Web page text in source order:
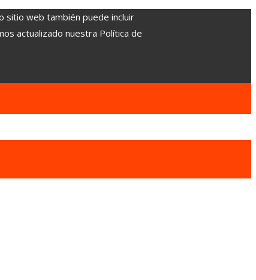
sitio web también puede incluir
actualizado nuestra Política de